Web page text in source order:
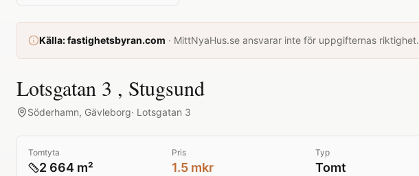
Källa:fastighetsbyran.com · MittNyaHus.se ansvarar inte för uppgifternas riktighet.
Lotsgatan 3 , Stugsund
Söderhamn, Gävleborg· Lotsgatan 3
Tomtyta
2 664 m²
Pris
1.5 mkr
Typ
Tomt